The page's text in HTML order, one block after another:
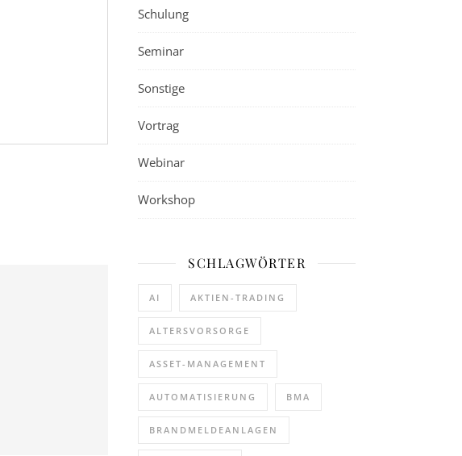
Schulung
Seminar
Sonstige
Vortrag
Webinar
Workshop
SCHLAGWÖRTER
AI AKTIEN-TRADING
ALTERSVORSORGE
ASSET-MANAGEMENT
AUTOMATISIERUNG BMA
BRANDMELDEANLAGEN